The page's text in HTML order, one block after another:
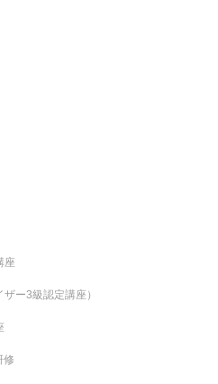
座
ー3級認定講座）
修